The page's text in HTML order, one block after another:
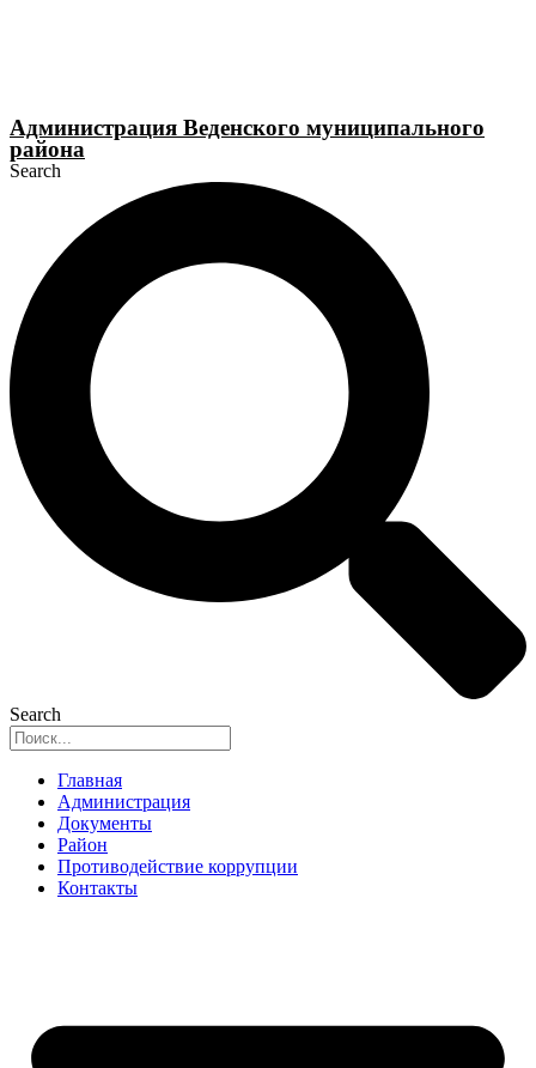
Администрация Веденского муниципального
района
Search
Search
Главная
Администрация
Документы
Район
Противодействие коррупции
Контакты